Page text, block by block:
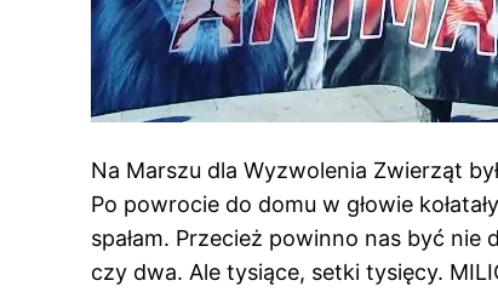
Na Marszu dla Wyzwolenia Zwierząt
Po powrocie do domu w głowie
spałam. Przecież powinno nas być
czy dwa. Ale tysiące, setki tysięcy.